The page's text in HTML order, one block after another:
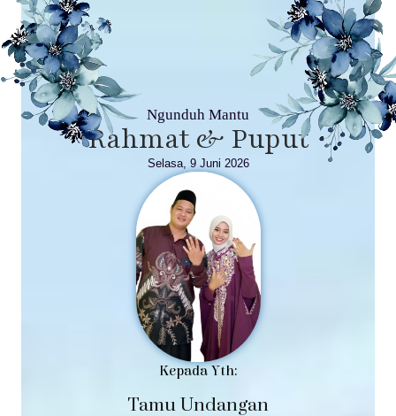
Ngunduh Mantu
Rahmat & Puput
Selasa, 9 Juni 2026
Kepada Yth:
Tamu Undangan